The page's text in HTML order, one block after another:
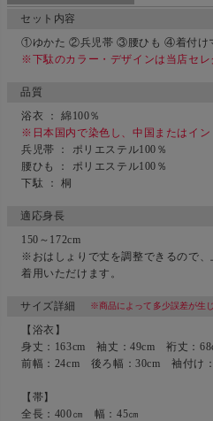
セット内容
①ゆかた ②兵児帯 ③腰ひも ④着付け
※下駄のカラー・デザインは当店セレ
品質
浴衣 ： 綿100％
※日本国内で染色し、中国またはイン
兵児帯 ： ポリエステル100％
腰ひも ： ポリエステル100％
下駄 ： 桐
適応身長
150～172cm
※おはしょりで丈を調整できるので
着用いただけます。
サイズ詳細 ※商品によって多少誤差が生じ
【浴衣】
身丈：163cm 袖丈：49cm 裄丈：
前幅：24cm 後ろ幅：30cm 袖付け
【帯】
全長：400㎝ 幅：45㎝